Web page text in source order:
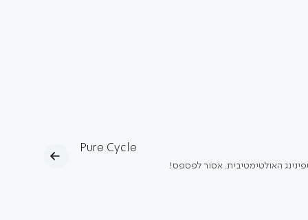
Pure Cycle
האולטימטיבית. אסור לפספס!